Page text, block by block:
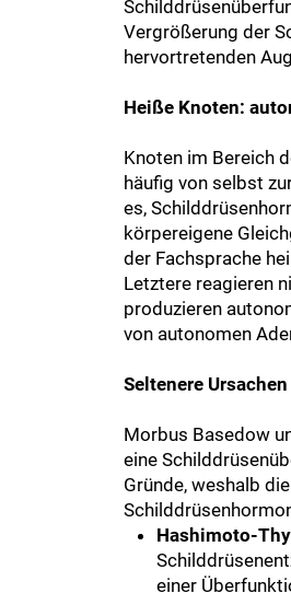
Vergrößerung der
hervortretenden
Heiße Knoten:
Knoten im Bereich
häufig von selbst
es,
körpereigene
der Fachsprache
Letztere reagieren
produzieren
von autonomen
Seltenere Ursachen
Morbus Basedow
eine
Gründe, weshalb
Hashimoto-
einer